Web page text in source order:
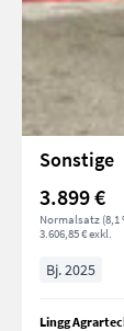
Sonstige
3.899 €
Normalsatz (8,1
3.606,85 € exkl.
Bj. 2025
Lingg